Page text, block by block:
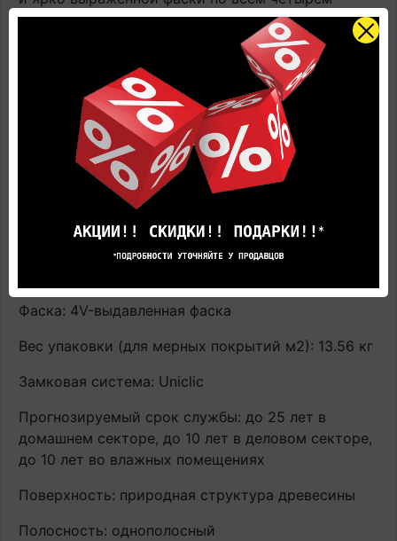
сторонам ламели.
Завод производителя: UNILIN bvba – division
Flooring Ooigemstraat (Россия)
Наличие: В наличии на главном складе, срок
поставки 1-3 рабочих дня
Класс применения: 33 класс
Размеры: 1380 мм х 190 мм х 12 мм
Фаска: 4V-выдавленная фаска
Вес упаковки (для мерных покрытий м2): 13.56 кг
Замковая система: Uniclic
Прогнозируемый срок службы: до 25 лет в
домашнем секторе, до 10 лет в деловом секторе,
до 10 лет во влажных помещениях
Поверхность: природная структура древесины
Полосность: однополосный